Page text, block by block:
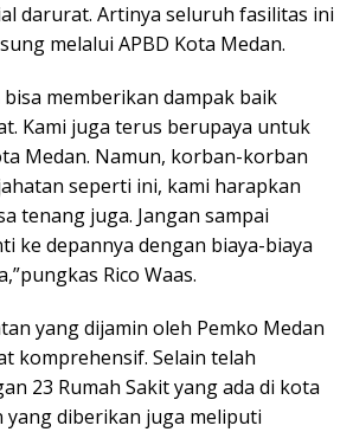
darurat. Artinya seluruh fasilitas ini
melalui APBD Kota Medan.
memberikan dampak baik
Kami juga terus berupaya untuk
Medan. Namun, korban-korban
seperti ini, kami harapkan
tenang juga. Jangan sampai
ke depannya dengan biaya-biaya
Rico Waas.
yang dijamin oleh Pemko Medan
komprehensif. Selain telah
23 Rumah Sakit yang ada di kota
yang diberikan juga meliputi